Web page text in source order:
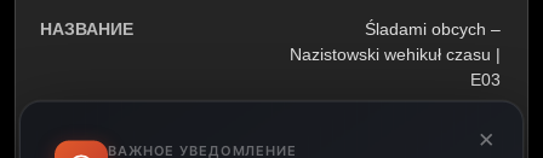
Śladami obcych –
Nazistowski wehikuł czasu |
E03
09:35
×
ВАЖНОЕ УВЕДОМЛЕНИЕ